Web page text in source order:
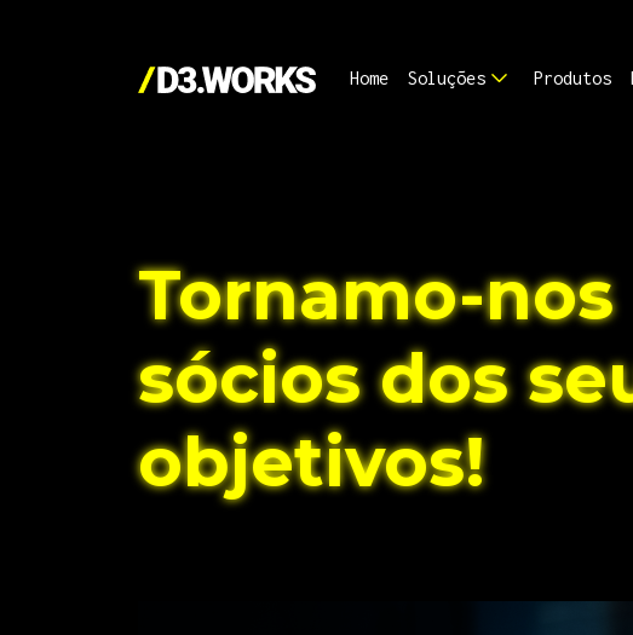
Home Soluções Produtos
Tornamo-nos
sócios dos
objetivos!